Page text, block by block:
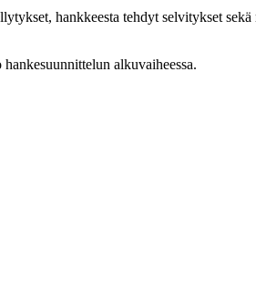
hankkeesta tehdyt selvitykset sekä
alkuvaiheessa.